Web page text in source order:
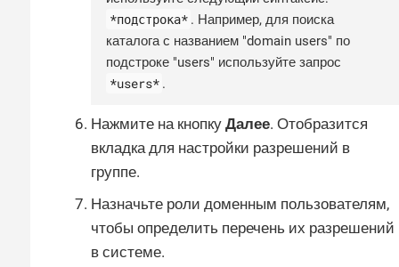
*подстрока* . Например, для поиска
каталога с названием "domain users" по
подстроке "users" используйте запрос
*users* .
Нажмите на кнопку Далее. Отобразится
вкладка для настройки разрешений в
группе.
Назначьте роли доменным пользователям,
чтобы определить перечень их разрешений
в системе.